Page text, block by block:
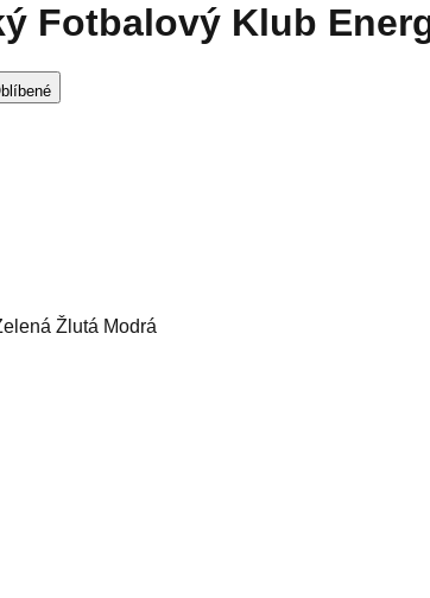
Fotbalový Klub
Žlutá Modrá